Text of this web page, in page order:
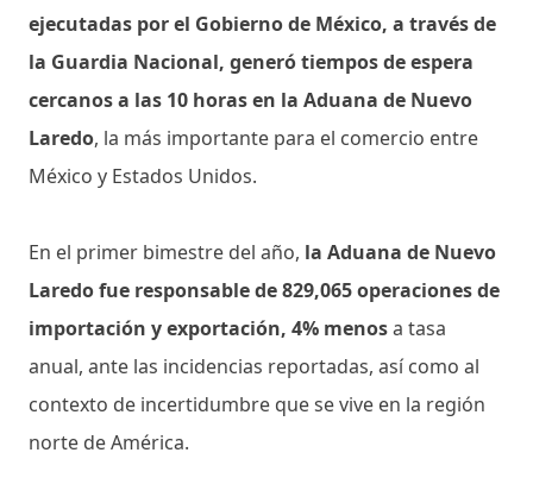
ejecutadas por el Gobierno de México, a través de
la Guardia Nacional, generó tiempos de espera
cercanos a las 10 horas en la Aduana de Nuevo
Laredo, la más importante para el comercio entre
México y Estados Unidos.
En el primer bimestre del año, la Aduana de Nuevo
Laredo fue responsable de 829,065 operaciones de
importación y exportación, 4% menosa tasa
anual, ante las incidencias reportadas, así como al
contexto de incertidumbre que se vive en la región
norte de América.